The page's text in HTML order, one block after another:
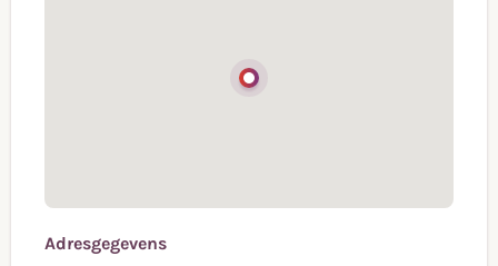
Adresgegevens